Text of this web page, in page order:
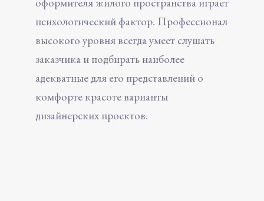
психологический фактор. Профессионал
высокого уровня всегда умеет слушать
заказчика и подбирать наиболее
адекватные для его представлений о
комфорте красоте варианты
дизайнерских проектов.